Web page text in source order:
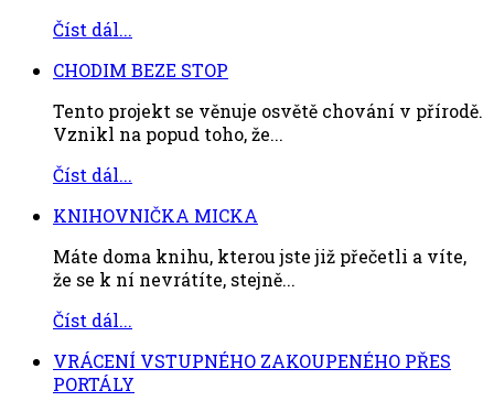
Číst dál...
CHODIM BEZE STOP
Tento projekt se věnuje osvětě chování v přírodě.
Vznikl na popud toho, že...
Číst dál...
KNIHOVNIČKA MICKA
Máte doma knihu, kterou jste již přečetli a víte,
že se k ní nevrátíte, stejně...
Číst dál...
VRÁCENÍ VSTUPNÉHO ZAKOUPENÉHO PŘES
PORTÁLY